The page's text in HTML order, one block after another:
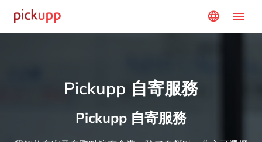
language menu
Pickupp 自寄服務
Pickupp 自寄服務